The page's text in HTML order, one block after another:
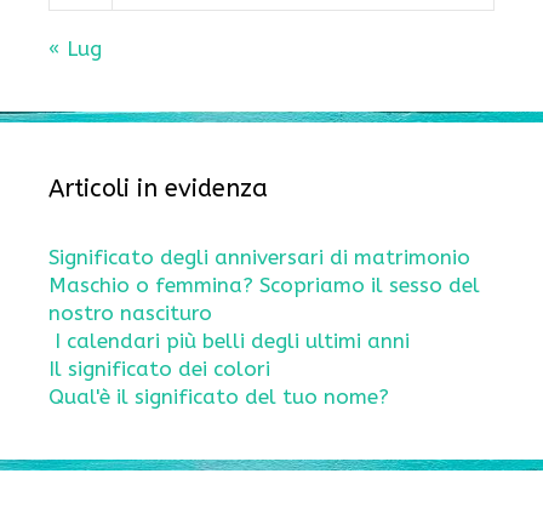
« Lug
Articoli in evidenza
Significato degli anniversari di matrimonio
Maschio o femmina? Scopriamo il sesso del
nostro nascituro
I calendari più belli degli ultimi anni
Il significato dei colori
Qual'è il significato del tuo nome?